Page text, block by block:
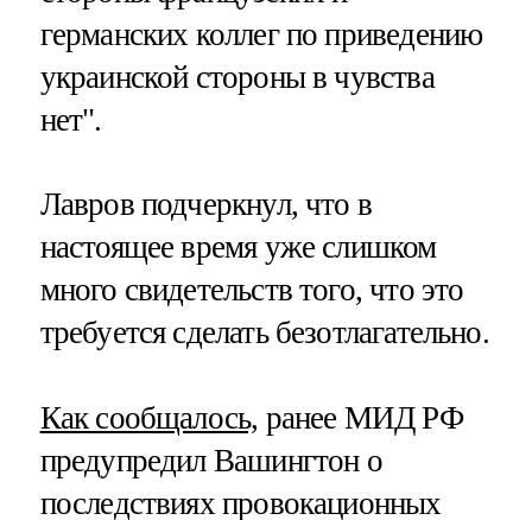
германских коллег по приведению
украинской стороны в чувства
нет".
Лавров подчеркнул, что в
настоящее время уже слишком
много свидетельств того, что это
требуется сделать безотлагательно.
Как сообщалось, ранее МИД РФ
предупредил Вашингтон о
последствиях провокационных